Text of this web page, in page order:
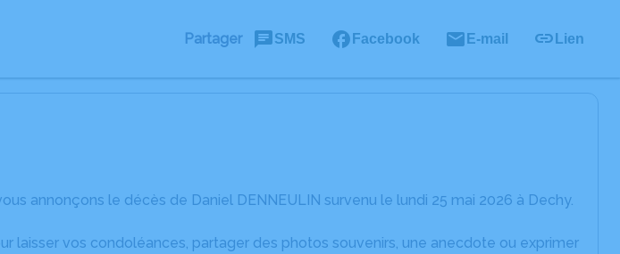
Partager SMS Facebook E-mail Lien
annonçons le décès de Daniel DENNEULIN survenu le lundi 25 mai 2026 à Dechy.
laisser vos condoléances, partager des photos souvenirs, une anecdote ou exprimer